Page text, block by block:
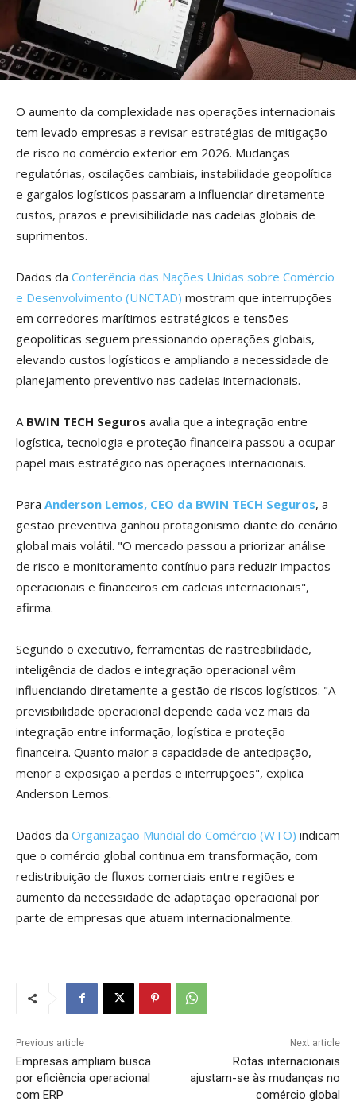
O aumento da complexidade nas operações internacionais
tem levado empresas a revisar estratégias de mitigação
de risco no comércio exterior em 2026. Mudanças
regulatórias, oscilações cambiais, instabilidade geopolítica
e gargalos logísticos passaram a influenciar diretamente
custos, prazos e previsibilidade nas cadeias globais de
suprimentos.
Dados da Conferência das Nações Unidas sobre Comércio
e Desenvolvimento (UNCTAD) mostram que interrupções
em corredores marítimos estratégicos e tensões
geopolíticas seguem pressionando operações globais,
elevando custos logísticos e ampliando a necessidade de
planejamento preventivo nas cadeias internacionais.
A BWIN TECH Seguros avalia que a integração entre
logística, tecnologia e proteção financeira passou a ocupar
papel mais estratégico nas operações internacionais.
Para Anderson Lemos, CEO da BWIN TECH Seguros, a
gestão preventiva ganhou protagonismo diante do cenário
global mais volátil. "O mercado passou a priorizar análise
de risco e monitoramento contínuo para reduzir impactos
operacionais e financeiros em cadeias internacionais",
afirma.
Segundo o executivo, ferramentas de rastreabilidade,
inteligência de dados e integração operacional vêm
influenciando diretamente a gestão de riscos logísticos. "A
previsibilidade operacional depende cada vez mais da
integração entre informação, logística e proteção
financeira. Quanto maior a capacidade de antecipação,
menor a exposição a perdas e interrupções", explica
Anderson Lemos.
Dados da Organização Mundial do Comércio (WTO) indicam
que o comércio global continua em transformação, com
redistribuição de fluxos comerciais entre regiões e
aumento da necessidade de adaptação operacional por
parte de empresas que atuam internacionalmente.
Previous article
Empresas ampliam busca
por eficiência operacional
com ERP
Next article
Rotas internacionais
ajustam-se às mudanças no
comércio global